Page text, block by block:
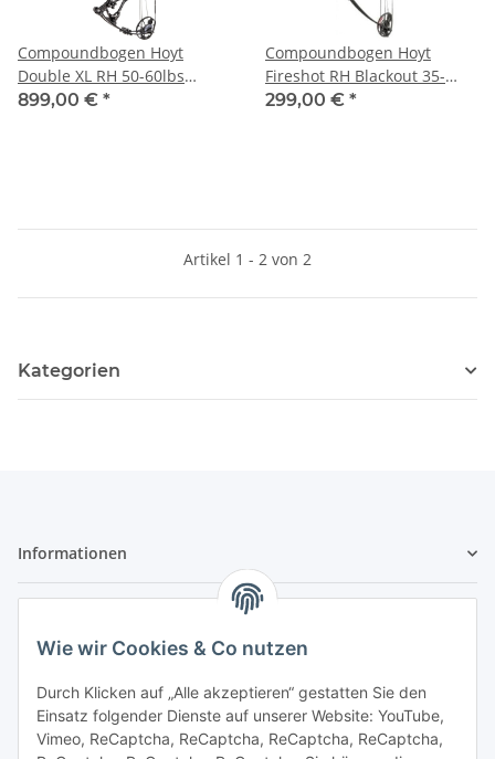
Wie wir Cookies & Co nutzen
Durch Klicken auf „Alle akzeptieren“ gestatten Sie den
Einsatz folgender Dienste auf unserer Website: YouTube,
Vimeo, ReCaptcha, ReCaptcha, ReCaptcha, ReCaptcha,
Compoundbogen Hoyt
Double XL RH 50-60lbs
Matte Silver
899,00 € *
Compoundbogen Hoyt
Fireshot RH Blackout 35-
45lbs
299,00 € *
Artikel 1 - 2 von 2
Kategorien
Informationen